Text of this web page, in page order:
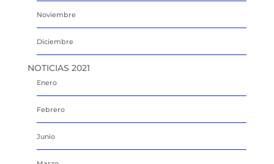
Noviembre
Diciembre
NOTICIAS 2021
Enero
Febrero
Junio